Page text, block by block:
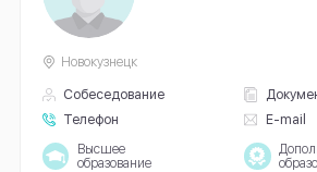
Собеседование
Телефон
E-mail
Новокузнецк
Высшее
образование